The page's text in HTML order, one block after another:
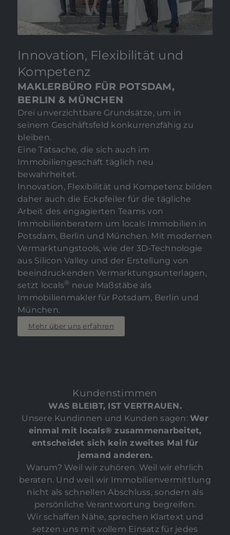
Innovation, Flexibilität und
Kompetenz
MAKLERBÜRO FÜR POTSDAM,
BERLIN & MÜNCHEN
Drei unverzichtbare Grundsätze, um in
seinem Geschäftsfeld konkurrenzfähig zu
bleiben.
Eine Tatsache, die sich auch im
Immobiliengeschäft täglich neu
bewahrheitet.
Innovation, Flexibilität und Kompetenz bilden
daher auch die Eckpfeiler für die tägliche
Arbeit des engagierten Teams von
Immobilienberatern um locals Immobilien in
Potsdam, Berlin und München. Mit modernen
Vermarktungstools, wie der 3D-Technologie
aus Silicon Valley und der Erstellung von
beeindruckenden Vermarktungsunterlagen,
setzt locals® neue Maßstäbe als
Immobilienmakler für Potsdam, Berlin und
München.
Mehr über uns erfahren
Kundenstimmen
WAS BLEIBT, IST VERTRAUEN.
Unsere Kundinnen und Kunden sagen: Wer
einmal mit locals® zusammenarbeitet,
entscheidet sich kein zweites Mal für
jemand anderen.
Warum? Weil wir zuhören. Weil wir ehrlich
beraten. Und weil wir Immobilienvermittlung
nicht als schnellen Abschluss, sondern als
persönliche Verantwortung begreifen.
Wir schaffen Nähe, sprechen Klartext und
setzen uns mit vollem Einsatz für jedes